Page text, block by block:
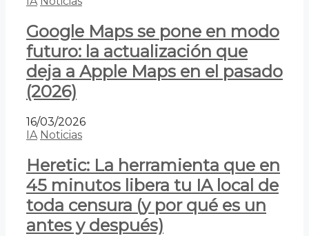
Google Maps se pone en modo
futuro: la actualización que
deja a Apple Maps en el pasado
(2026)
16/03/2026
IA Noticias
Heretic: La herramienta que en
45 minutos libera tu IA local de
toda censura (y por qué es un
antes y después)